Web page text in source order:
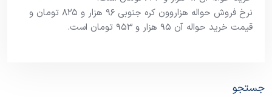
نرخ فروش حواله هزاروون کره جنوبی ۹۶ هزار و ۸۲۵ تومان و
قیمت خرید حواله آن ۹۵ هزار و ۹۵۳ تومان است.
جستجو